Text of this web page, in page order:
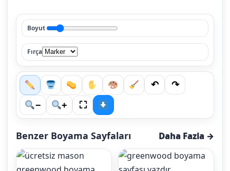
↶
↷
−
+ ⛶
Boyut
Fırça
Benzer Boyama Sayfaları Daha Fazla →